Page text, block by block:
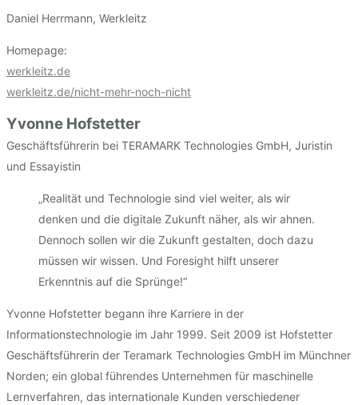
Daniel Herrmann, Werkleitz
Homepage:
werkleitz.de
werkleitz.de/nicht-mehr-noch-nicht
Yvonne Hofstetter
Geschäftsführerin bei TERAMARK Technologies GmbH, Juristin
und Essayistin
„Realität und Technologie sind viel weiter, als wir
denken und die digitale Zukunft näher, als wir ahnen.
Dennoch sollen wir die Zukunft gestalten, doch dazu
müssen wir wissen. Und Foresight hilft unserer
Erkenntnis auf die Sprünge!“
Yvonne Hofstetter begann ihre Karriere in der
Informationstechnologie im Jahr 1999. Seit 2009 ist Hofstetter
Geschäftsführerin der Teramark Technologies GmbH im Münchner
Norden; ein global führendes Unternehmen für maschinelle
Lernverfahren, das internationale Kunden verschiedener